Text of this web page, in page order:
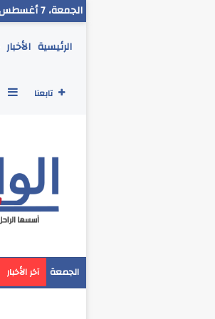
الجمعة، 7 أغسطس 2026 4:03 ص
الرئيسية الأخبار
تابعنا
الجمعة آخر الأخبار